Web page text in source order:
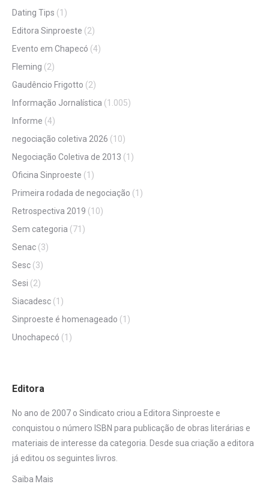
Dating Tips (1)
Editora Sinproeste (2)
Evento em Chapecó (4)
Fleming (2)
Gaudêncio Frigotto (2)
Informação Jornalística (1.005)
Informe (4)
negociação coletiva 2026 (10)
Negociação Coletiva de 2013 (1)
Oficina Sinproeste (1)
Primeira rodada de negociação (1)
Retrospectiva 2019 (10)
Sem categoria (71)
Senac (3)
Sesc (3)
Sesi (2)
Siacadesc (1)
Sinproeste é homenageado (1)
Unochapecó (1)
Editora
No ano de 2007 o Sindicato criou a Editora Sinproeste e
conquistou o número ISBN para publicação de obras literárias e
materiais de interesse da categoria. Desde sua criação a editora
já editou os seguintes livros.
Saiba Mais